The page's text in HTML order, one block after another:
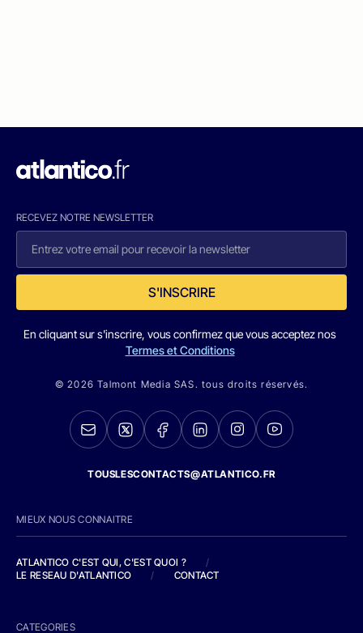
RECEVEZ NOTRE NEWSLETTER
S'INSCRIRE
En cliquant sur s'inscrire, vous confirmez que vous acceptez nos
Termes et Conditions
© 2026 Talmont Media SAS. tous droits réservés.
TOUSLESCONTACTS@ATLANTICO.FR
MIEUX NOUS CONNAITRE
ATLANTICO C'EST QUI, C'EST QUOI ?
/
LE RESEAU D'ATLANTICO
/ CONTACT
CATEGORIES